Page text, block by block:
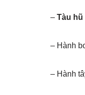
– Tàu hũ
– Hành
– Hành